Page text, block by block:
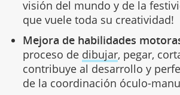
visión del mundo y de la
que vuele toda su creatividad!
Mejora de habilidades
proceso de dibujar, pegar,
contribuye al desarrollo y
de la coordinación óculo-